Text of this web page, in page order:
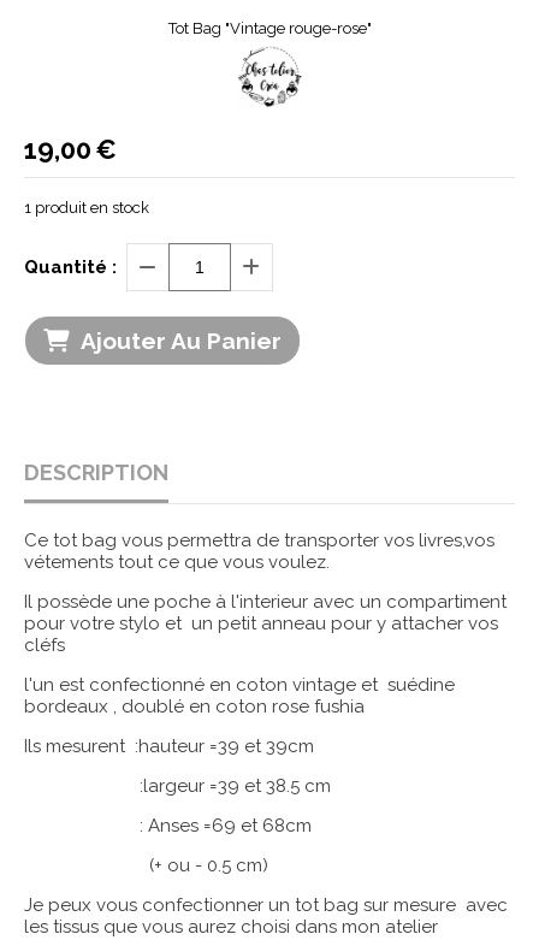
Tot Bag "Vintage rouge-rose"
19,00€
1 produit en stock
Quantité :
Ajouter Au Panier
DESCRIPTION
Ce tot bag vous permettra de transporter vos livres,vos
vétements tout ce que vous voulez.
Il possède une poche à l'interieur avec un compartiment
pour votre stylo et un petit anneau pour y attacher vos
cléfs
l'un est confectionné en coton vintage et suédine
bordeaux , doublé en coton rose fushia
Ils mesurent :hauteur =39 et 39cm
:largeur =39 et 38.5 cm
: Anses =69 et 68cm
(+ ou - 0.5 cm)
Je peux vous confectionner un tot bag sur mesure avec
les tissus que vous aurez choisi dans mon atelier